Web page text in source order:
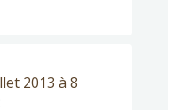
2013 à 8